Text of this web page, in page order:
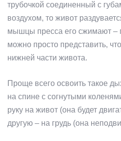
трубочкой соединенный с
воздухом, то живот
мышцы пресса его сжимают –
можно просто представить,
нижней части живота.
Проще всего освоить такое
на спине с согнутыми
руку на живот (она будет
другую – на грудь (она